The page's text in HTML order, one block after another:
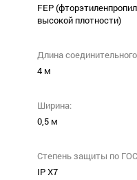
FEP
высокой плотности)
Длина
4 м
Ширина:
0,5 м
Степень защиты по
IP X7